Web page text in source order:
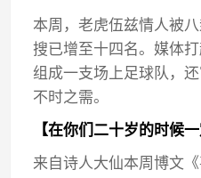
本周，老虎伍兹情人被
搜已增至十四名。媒体
组成一支场上足球队，
不时之需。
【在你们二十岁的时候一
来自诗人大仙本周博文